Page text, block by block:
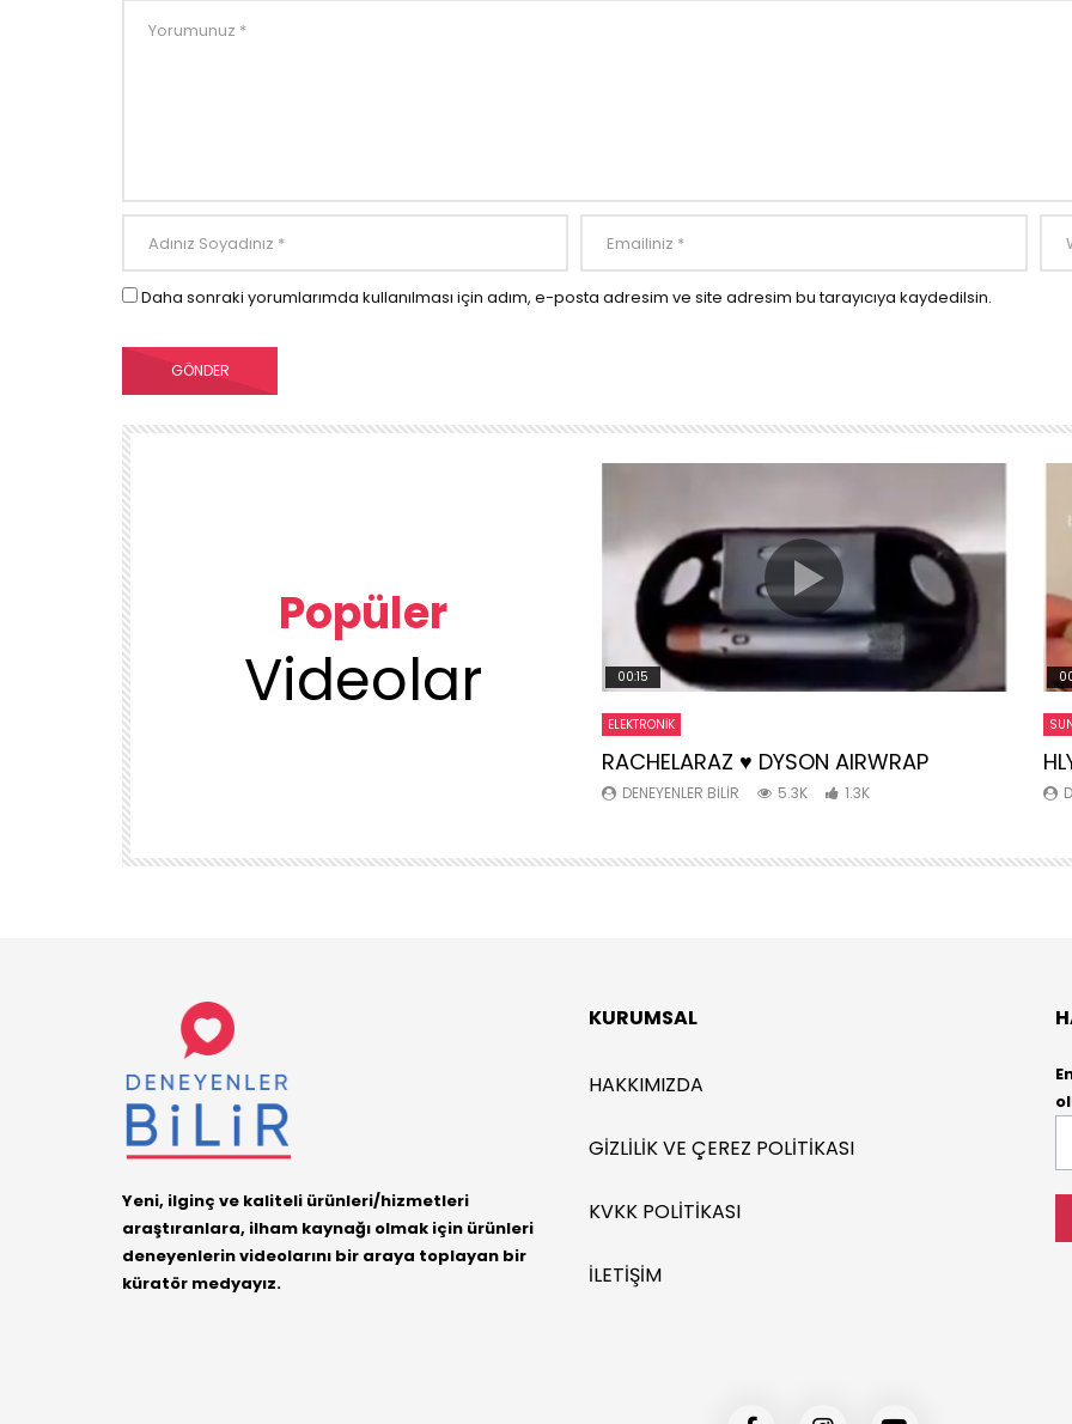
Daha sonraki yorumlarımda kullanılması için adım, e-posta adresim ve site adresim bu tarayıcıya kaydedilsin.
Popüler
Videolar 00:15
ELEKTRONIK
RACHELARAZ ♥️ DYSON AIRWRAP
DENEYENLER BILIR 5.3K 1.3K
Yeni, ilginç ve kaliteli ürünleri/hizmetleri
araştıranlara, ilham kaynağı olmak için ürünleri
deneyenlerin videolarını bir araya toplayan bir
küratör medyayız.
KURUMSAL
HAKKIMIZDA
GIZLILIK VE ÇEREZ POLITIKASI
KVKK POLITIKASI
İLETIŞIM